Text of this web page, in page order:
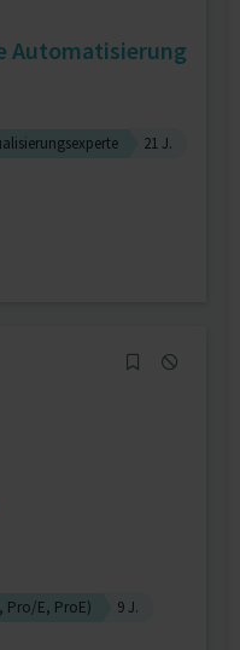
Automatisierung
21 J.
Pro/E, ProE)
9 J.